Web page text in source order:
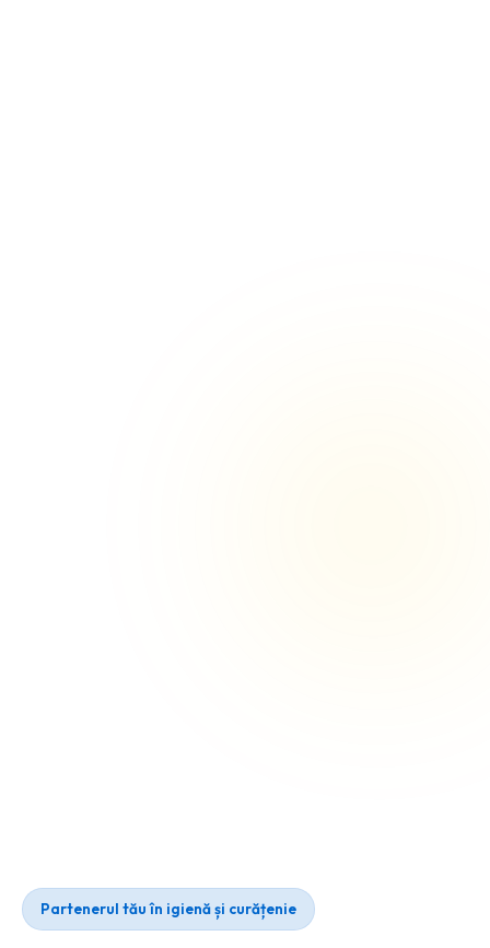
Partenerul tău în igienă și curățenie